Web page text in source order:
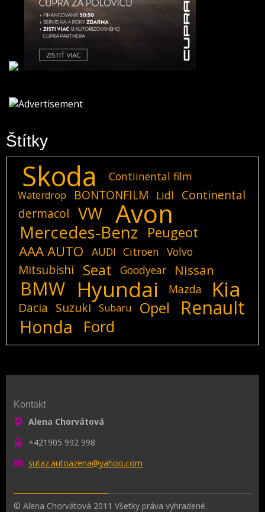
Štítky
Skoda Contiinental film
Waterdrop BONTONFILM Lidl
Continental
dermacol
VW Avon
Mercedes-Benz
Peugeot
AAA AUTO
AUDI Citroen Volvo
Mitsubishi Seat Goodyear Nissan
BMW Hyundai Mazda Kia
Dacia Suzuki Subaru Opel Renault
Honda Ford
Kontakt
Alena Chorvátová
+421905 992 998
sutaz.autoazena@yahoo.com
© Alena Chorvátová 2011 Všetky práva vyhradené.